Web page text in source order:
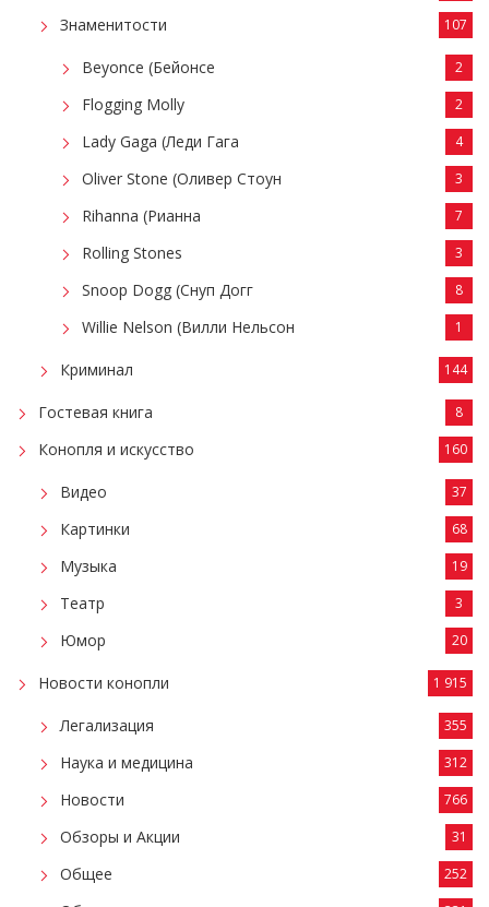
Знаменитости 107
Beyonce (Бейонсе 2
Flogging Molly 2
Lady Gaga (Леди Гага 4
Oliver Stone (Оливер Стоун 3
Rihanna (Рианна 7
Rolling Stones 3
Snoop Dogg (Снуп Догг 8
Willie Nelson (Вилли Нельсон 1
Криминал 144
Гостевая книга 8
Конопля и искусство 160
Видео 37
Картинки 68
Музыка 19
Театр 3
Юмор 20
Новости конопли 1 915
Легализация 355
Наука и медицина 312
Новости 766
Обзоры и Акции 31
Общее 252